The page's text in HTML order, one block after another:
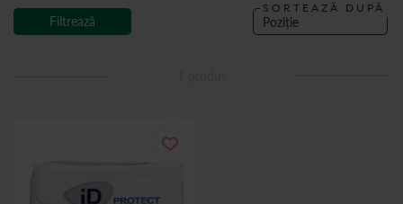
SORTEAZĂ DUPĂ
Filtrează